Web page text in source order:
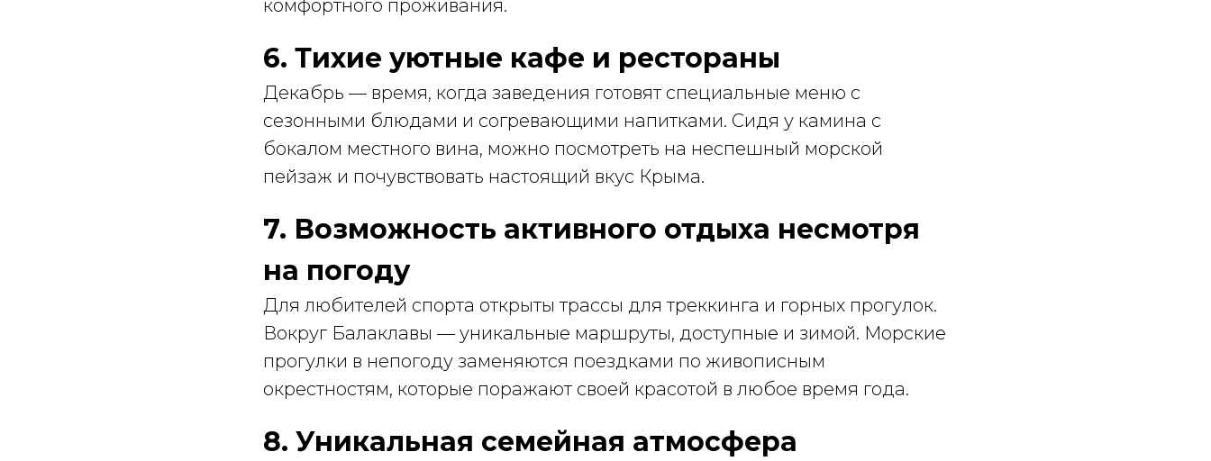
комфортного проживания.
6. Тихие уютные кафе и рестораны
Декабрь — время, когда заведения готовят специальные меню с
сезонными блюдами и согревающими напитками. Сидя у камина с
бокалом местного вина, можно посмотреть на неспешный морской
пейзаж и почувствовать настоящий вкус Крыма.
7. Возможность активного отдыха несмотря
на погоду
Для любителей спорта открыты трассы для треккинга и горных прогулок.
Вокруг Балаклавы — уникальные маршруты, доступные и зимой. Морские
прогулки в непогоду заменяются поездками по живописным
окрестностям, которые поражают своей красотой в любое время года.
8. Уникальная семейная атмосфера